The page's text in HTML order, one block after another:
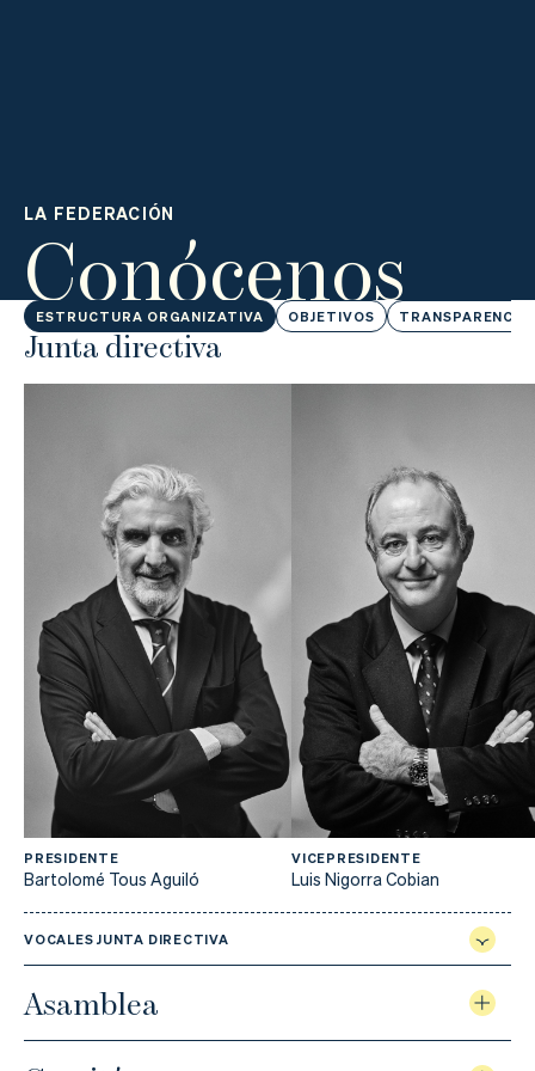
LA FEDERACIÓN
Conócenos
ESTRUCTURA ORGANIZATIVA OBJETIVOS TRANSPARENCIA
Junta directiva
PRESIDENTE
Bartolomé Tous Aguiló
VICEPRESIDENTE
Luis Nigorra Cobian
VOCALES JUNTA DIRECTIVA
Asamblea